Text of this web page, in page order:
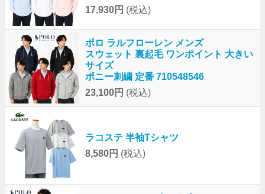
17,930円 (税込)
ポロ ラルフローレン メンズ
スウェット 裏起毛 ワンポイント 大きい
サイズ
ポニー刺繍 定番 710548546
23,100円 (税込)
ラコステ 半袖Tシャツ
8,580円 (税込)